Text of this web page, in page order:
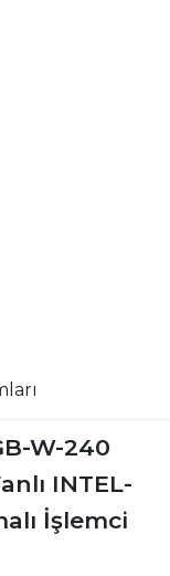
W-240
INTEL-
İşlemci